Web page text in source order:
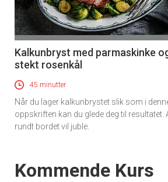
Få ukentlige
Apéritif
Vi tilbyr flere ukentlige
kan fritt velge hvilke du
Registrer deg
Kalkunbryst med parmaskinke
stekt rosenkål
45 minutter
Når du lager kalkunbrystet slik som i
oppskriften kan du glede deg til resultatet.
rundt bordet vil juble.
Events
Kommende Kurs